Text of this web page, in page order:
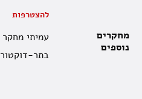
מחקרים
נוספים
להצטרפות
עמיתי מחקר
בתר-